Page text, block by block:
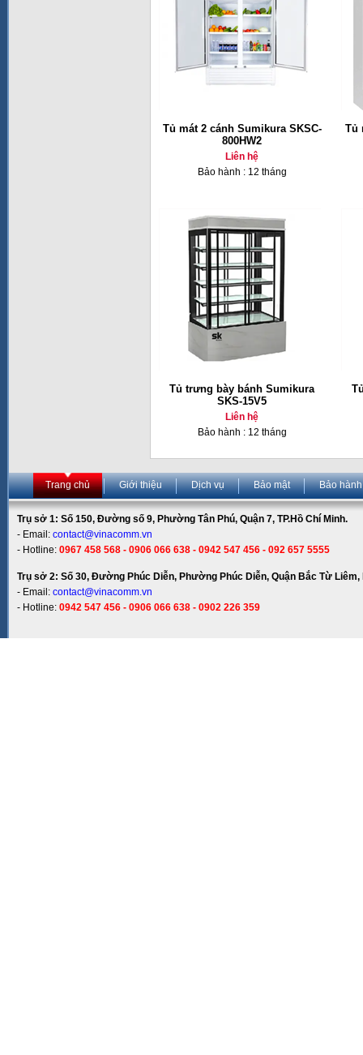
Tủ mát 2 cánh Sumikura SKSC-
800HW2
Liên hệ
Bảo hành : 12 tháng
Tủ
Tủ trưng bày bánh Sumikura
SKS-15V5
Liên hệ
Bảo hành : 12 tháng
Trang chủ Giới thiệu Dịch vụ Bảo mật Bảo hành
Trụ sở 1: Số 150, Đường số 9, Phường Tân Phú, Quận 7, TP.Hồ Chí Minh.
- Email: contact@vinacomm.vn
- Hotline: 0967 458 568 - 0906 066 638 - 0942 547 456 - 092 657 5555
Trụ sở 2: Số 30, Đường Phúc Diễn, Phường Phúc Diễn, Quận Bắc Từ Liêm,
- Email: contact@vinacomm.vn
- Hotline: 0942 547 456 - 0906 066 638 - 0902 226 359